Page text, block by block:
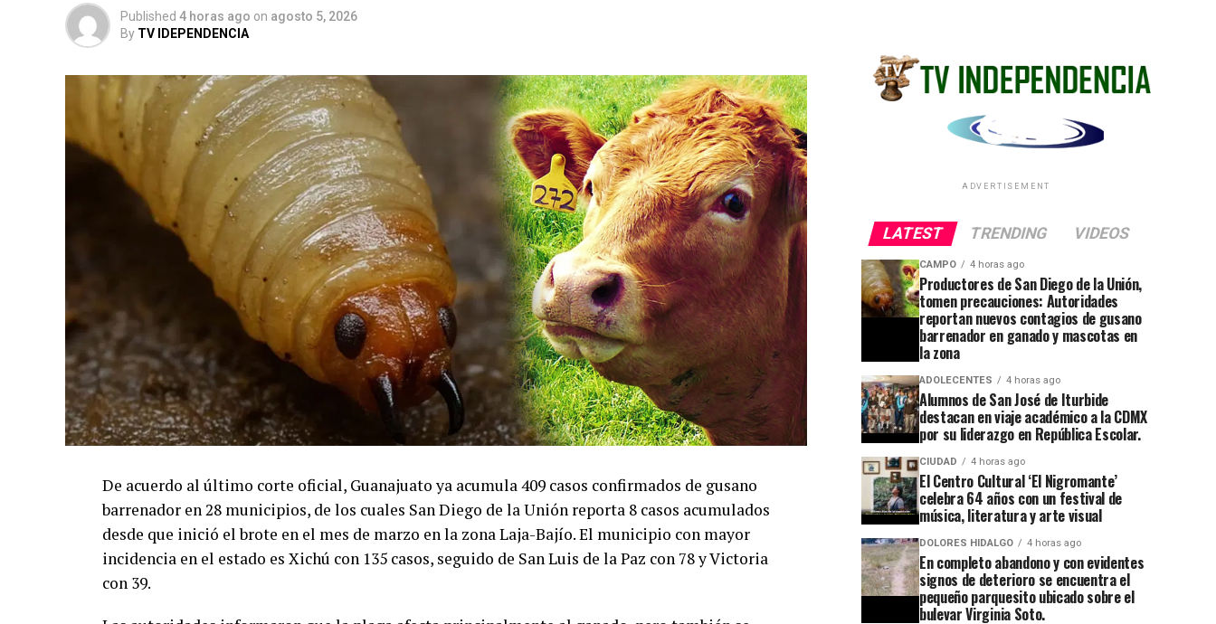
Published 4 horas ago on agosto 5, 2026
By TV IDEPENDENCIA
De acuerdo al último corte oficial, Guanajuato ya acumula 409 casos confirmados de gusano
barrenador en 28 municipios, de los cuales San Diego de la Unión reporta 8 casos acumulados
desde que inició el brote en el mes de marzo en la zona Laja-Bajío. El municipio con mayor
incidencia en el estado es Xichú con 135 casos, seguido de San Luis de la Paz con 78 y Victoria
con 39.
ADVERTISEMENT
LATEST TRENDING VIDEOS
CAMPO 4 horas ago
Productores de San Diego de la Unión,
tomen precauciones: Autoridades
reportan nuevos contagios de gusano
barrenador en ganado y mascotas en
la zona
ADOLECENTES 4 horas ago
Alumnos de San José de Iturbide
destacan en viaje académico a la CDMX
por su liderazgo en República Escolar.
CIUDAD 4 horas ago
El Centro Cultural ‘El Nigromante’
celebra 64 años con un festival de
música, literatura y arte visual
DOLORES HIDALGO 4 horas ago
En completo abandono y con evidentes
signos de deterioro se encuentra el
pequeño parquesito ubicado sobre el
bulevar Virginia Soto.